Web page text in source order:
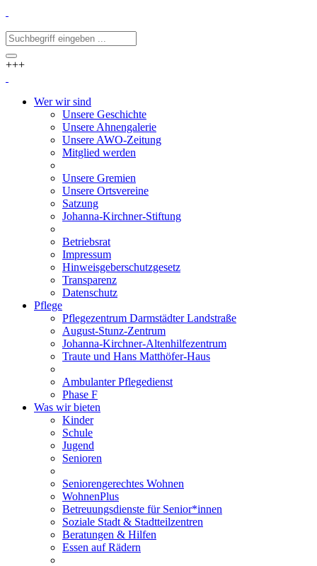
+++
Wer wir sind
Unsere Geschichte
Unsere Ahnengalerie
Unsere AWO-Zeitung
Mitglied werden
Unsere Gremien
Unsere Ortsvereine
Satzung
Johanna-Kirchner-Stiftung
Betriebsrat
Impressum
Hinweisgeberschutzgesetz
Transparenz
Datenschutz
Pflege
Pflegezentrum Darmstädter Landstraße
August-Stunz-Zentrum
Johanna-Kirchner-Altenhilfezentrum
Traute und Hans Matthöfer-Haus
Ambulanter Pflegedienst
Phase F
Was wir bieten
Kinder
Schule
Jugend
Senioren
Seniorengerechtes Wohnen
WohnenPlus
Betreuungsdienste für Senior*innen
Soziale Stadt & Stadtteilzentren
Beratungen & Hilfen
Essen auf Rädern